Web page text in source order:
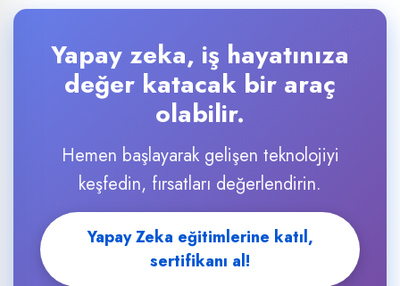
Yapay zeka, iş hayatınıza
değer katacak bir araç
olabilir.
Hemen başlayarak gelişen teknolojiyi
keşfedin, fırsatları değerlendirin.
Yapay Zeka eğitimlerine katıl,
sertifikanı al!